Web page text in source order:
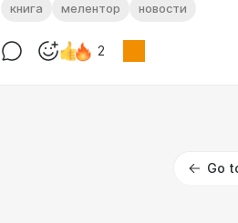
книга мелентор новости
2
Go